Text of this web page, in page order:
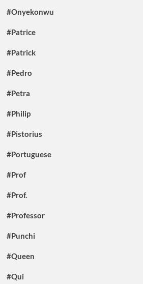
#Onyekonwu
#Patrice
#Patrick
#Pedro
#Petra
#Philip
#Pistorius
#Portuguese
#Prof
#Prof.
#Professor
#Punchi
#Queen
#Qui